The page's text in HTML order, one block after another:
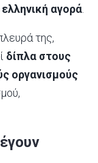
αγορά.
της,
δίπλα στους
οργανισμούς